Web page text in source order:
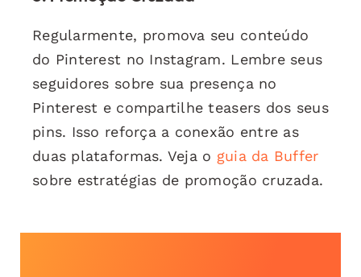
Regularmente, promova seu conteúdo
do Pinterest no Instagram. Lembre seus
seguidores sobre sua presença no
Pinterest e compartilhe teasers dos seus
pins. Isso reforça a conexão entre as
duas plataformas. Veja o guia da Buffer
sobre estratégias de promoção cruzada.